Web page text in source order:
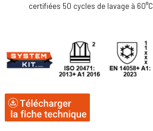
certifiées 50 cycles de lavage à 60°C